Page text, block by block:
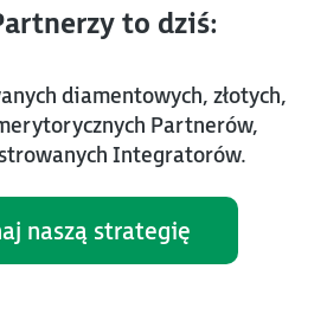
to dziś:
diamentowych, złotych,
Partnerów,
Integratorów.
naszą strategię